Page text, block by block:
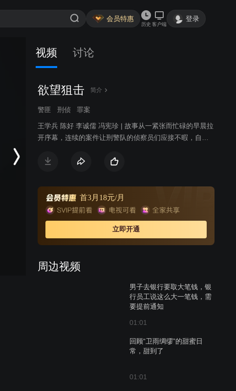
会员特惠
历史 客户端
登录
视频 讨论
欲望狙击 简介
警匪 刑侦 罪案
王学兵 陈好 李诚儒 冯宪珍 | 故事从一紧张而忙碌的早晨拉
开序幕，连续的案件让刑警队的侦察员们应接不暇，自
件件案子，却串联掩盖着一个将震撼整个城市的大阴谋。
雷奉命调查此案，在艰难的侦察中发现嫌疑人李少非竟敢
是葛振海三十多年前被父亲抛弃的亲兄弟。就在丁晓雷意
欲揭开这层面纱的将破未破之际，风云顿起。
首3月18元/月
立即开通
周边视频
男子去银行要取大笔钱，银
行员工说这么大一笔钱，需
要提前通知
01:01
回顾“卫雨绸缪”的甜蜜日
常，甜到了
01:01